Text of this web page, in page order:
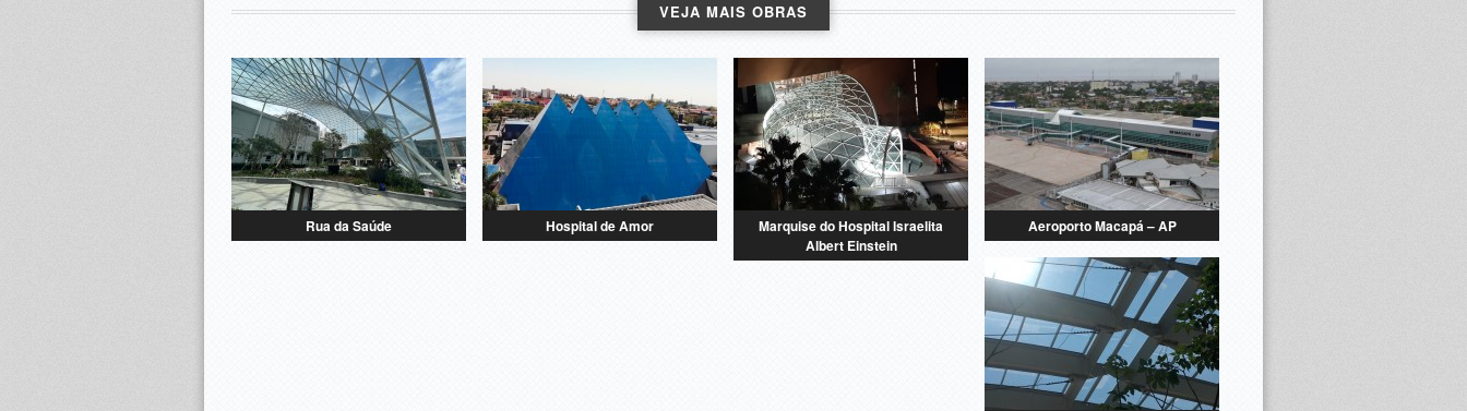
VEJA MAIS OBRAS
Rua da Saúde Hospital de Amor
Marquise do Hospital Israelita
Albert Einstein
Aeroporto Macapá – AP